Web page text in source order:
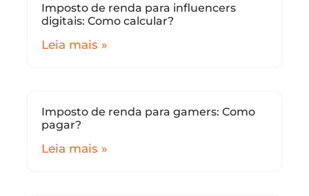
Imposto de renda para influencers
digitais: Como calcular?
Leia mais »
Imposto de renda para gamers: Como
pagar?
Leia mais »